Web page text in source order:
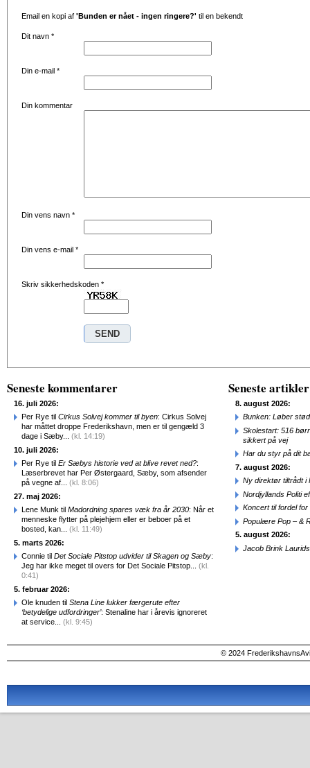
Email en kopi af 'Bunden er nået - ingen ringere?' til en bekendt
Dit navn *
Din e-mail *
Din kommentar
Din vens navn *
Din vens e-mail *
Skriv sikkerhedskoden *
Seneste kommentarer
16. juli 2026:
Per Rye til Cirkus Solvej kommer til byen: Cirkus Solvej
har måttet droppe Frederikshavn, men er til gengæld 3
dage i Sæby... (kl. 14:19)
10. juli 2026:
Per Rye til Er Sæbys historie ved at blive revet ned?:
Læserbrevet har Per Østergaard, Sæby, som afsender
på vegne af... (kl. 8:06)
27. maj 2026:
Lene Munk til Madordning spares væk fra år 2030: Når et
menneske flytter på plejehjem eller er beboer på et
bosted, kan... (kl. 11:49)
5. marts 2026:
Connie til Det Sociale Pitstop udvider til Skagen og Sæby:
Jeg har ikke meget til overs for Det Sociale Pitstop... (kl.
0:41)
5. februar 2026:
Ole knuden til Stena Line lukker færgerute efter
‘betydelige udfordringer’: Stenaline har i årevis ignoreret
at service... (kl. 9:45)
Seneste artikler
8. august 2026:
Bunken: Løber
Skolestart: 516
sikkert på vej
Har du styr på dit
7. august 2026:
Ny direktør tiltrådt i
Nordjyllands Politi
Koncert til fordel
Populære Pop – &
5. august 2026:
Jacob Brink
© 2024